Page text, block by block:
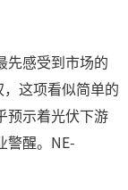
先感受到市场的
这项看似简单的
预示着光伏下游
警醒。NE-